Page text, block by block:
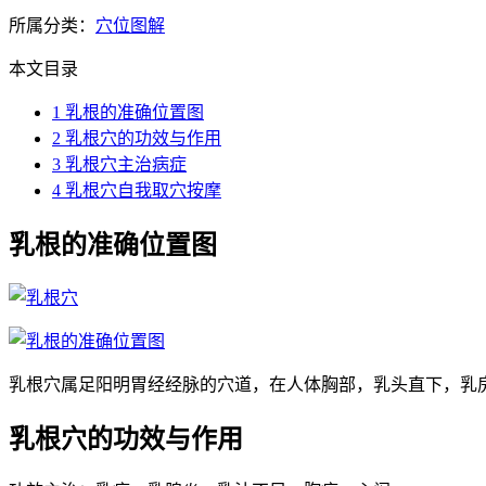
所属分类： 穴位图解
本文目录
1 乳根的准确位置图
2 乳根穴的功效与作用
3 乳根穴主治病症
4 乳根穴自我取穴按摩
乳根的准确位置图
乳根穴属足阳明胃经经脉的穴道，在人体胸部，乳头直下，乳
乳根穴的功效与作用